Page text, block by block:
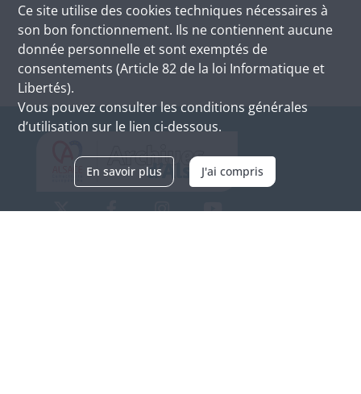
Ce site utilise des cookies techniques nécessaires à
son bon fonctionnement. Ils ne contiennent aucune
donnée personnelle et sont exemptés de
consentements (Article 82 de la loi Informatique et
Libertés).
Vous pouvez consulter les conditions générales
d’utilisation sur le lien ci-dessous.
En savoir plus J'ai compris